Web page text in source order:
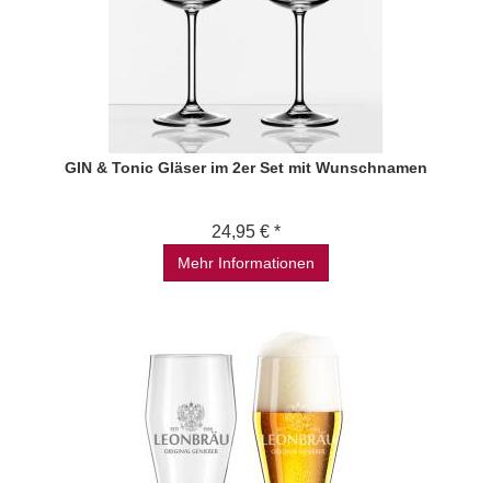
GIN & Tonic Gläser im 2er Set mit Wunschnamen
24,95 € *
Mehr Informationen